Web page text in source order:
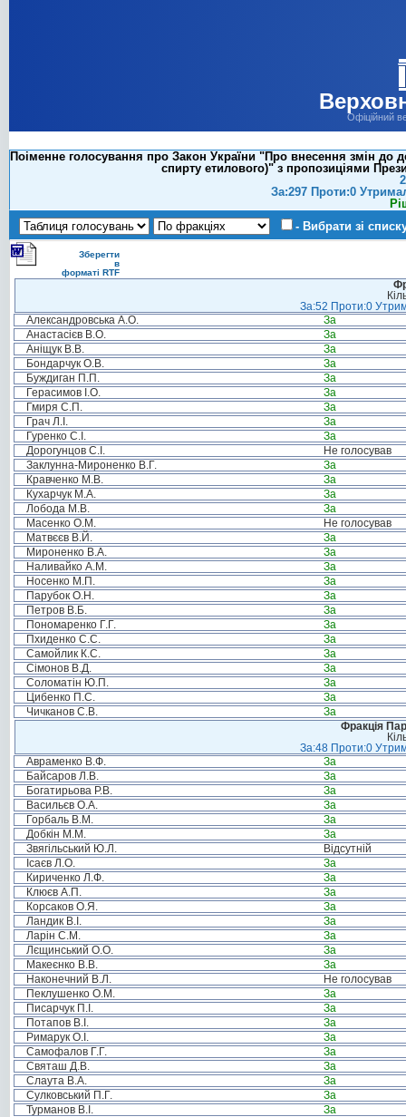
Офіційний
Поіменне голосування про Закон України "Про внесення змін до
спирту етилового)" з пропозиціями
За:297 Проти:0
- Вибрати зі
Зберегти
в
форматі RTF
За:52 Проти:0
Александровська А.О.
За
Анастасієв В.О.
За
Аніщук В.В.
За
Бондарчук О.В.
За
Буждиган П.П.
За
Герасимов І.О.
За
Гмиря С.П.
За
Грач Л.І.
За
Гуренко С.І.
За
Дорогунцов С.І.
Не голосував
Заклунна-Мироненко В.Г.
За
Кравченко М.В.
За
Кухарчук М.А.
За
Лобода М.В.
За
Масенко О.М.
Не голосував
Матвєєв В.Й.
За
Мироненко В.А.
За
Наливайко А.М.
За
Носенко М.П.
За
Парубок О.Н.
За
Петров В.Б.
За
Пономаренко Г.Г.
За
Пхиденко С.С.
За
Самойлик К.С.
За
Сімонов В.Д.
За
Соломатін Ю.П.
За
Цибенко П.С.
За
Чичканов С.В.
За
Фракція
За:48 Проти:0
Авраменко В.Ф.
За
Байсаров Л.В.
За
Богатирьова Р.В.
За
Васильєв О.А.
За
Горбаль В.М.
За
Добкін М.М.
За
Звягільський Ю.Л.
Відсутній
Ісаєв Л.О.
За
Кириченко Л.Ф.
За
Клюєв А.П.
За
Корсаков О.Я.
За
Ландик В.І.
За
Ларін С.М.
За
Лєщинський О.О.
За
Макеєнко В.В.
За
Наконечний В.Л.
Не голосував
Пеклушенко О.М.
За
Писарчук П.І.
За
Потапов В.І.
За
Римарук О.І.
За
Самофалов Г.Г.
За
Святаш Д.В.
За
Слаута В.А.
За
Сулковський П.Г.
За
Турманов В.І.
За